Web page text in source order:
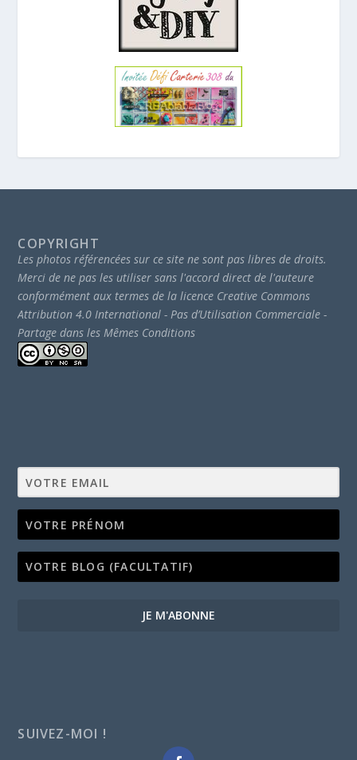
COPYRIGHT
Les photos référencées sur ce site ne sont pas libres de droits.
Merci de ne pas les utiliser sans l'accord direct de l'auteure
conformément aux termes de la licence Creative Commons
Attribution 4.0 International - Pas d’Utilisation Commerciale -
Partage dans les Mêmes Conditions
JE M'ABONNE
SUIVEZ-MOI !